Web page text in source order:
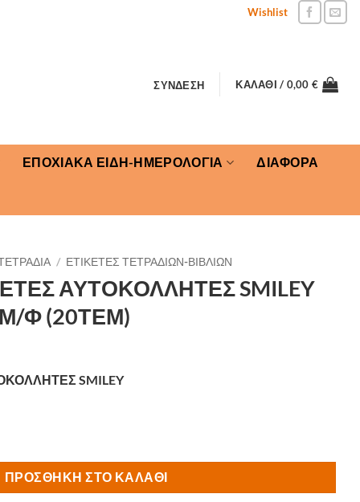
Wishlist
ΣΎΝΔΕΣΗ ΚΑΛΆΘΙ / 0,00 €
ΕΠΟΧΙΑΚΑ ΕΙΔΗ-ΗΜΕΡΟΛΟΓΙΑ ΔΙΑΦΟΡΑ
/ ΕΤΙΚΕΤΕΣ ΤΕΤΡΑΔΙΩΝ-ΒΙΒΛΙΩΝ
ΑΥΤΟΚΟΛΛΗΤΕΣ SMILEY
Φ (20ΤΕΜ)
SMILEY
ΠΡΟΣΘΉΚΗ ΣΤΟ ΚΑΛΆΘΙ